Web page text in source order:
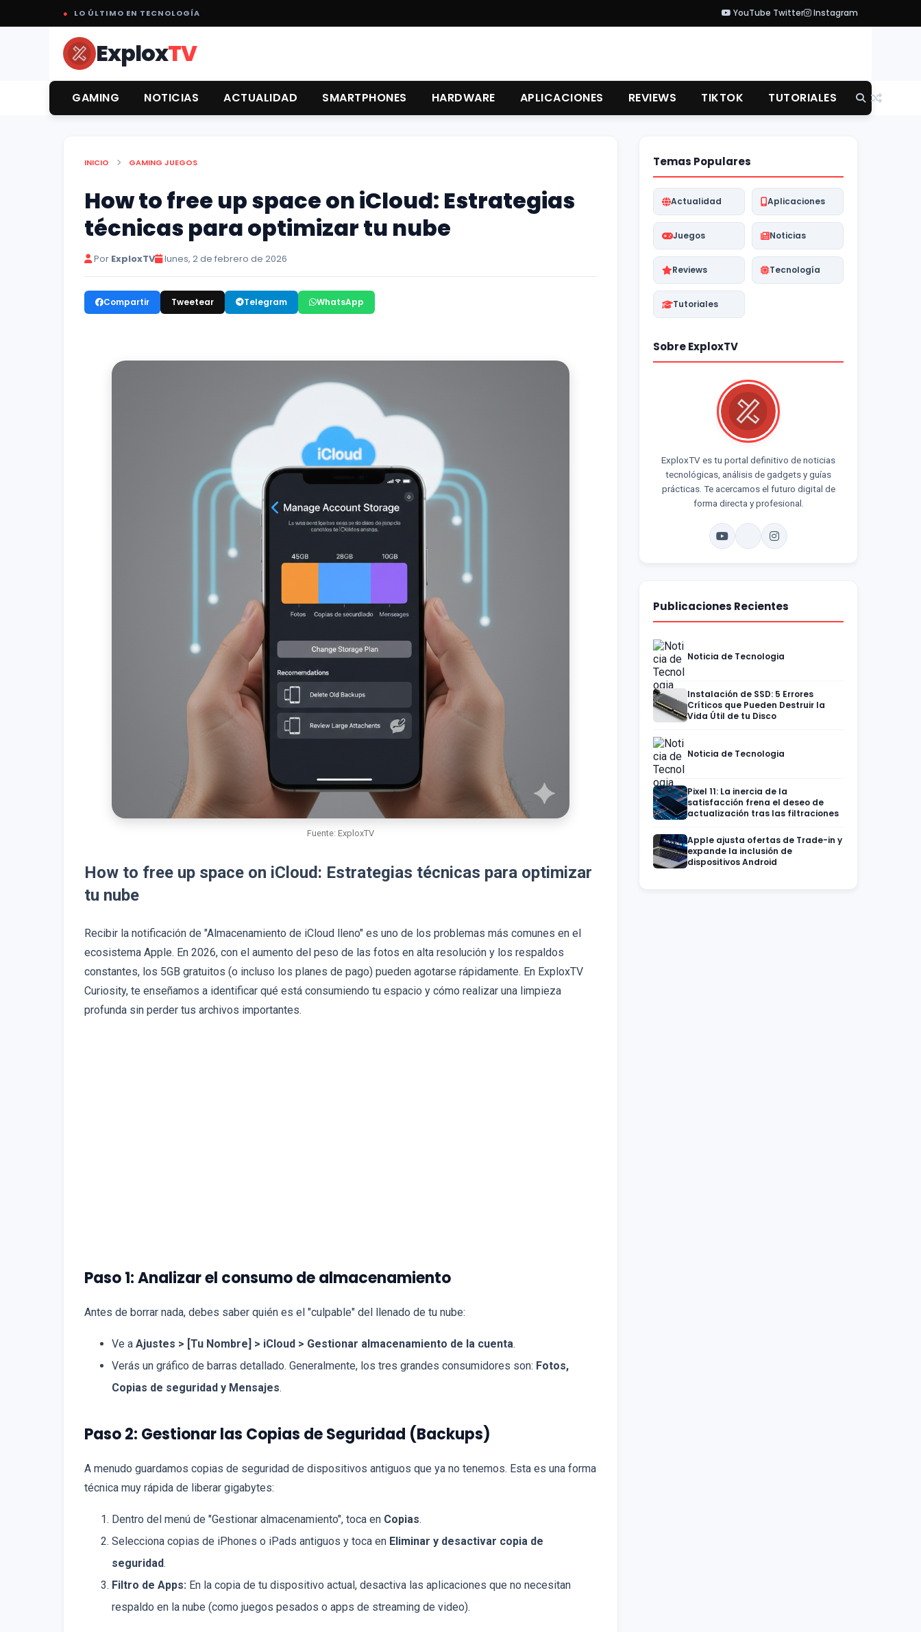
● LO ÚLTIMO EN TECNOLOGÍA YouTube Twitter Instagram
ExploxTV
GAMING NOTICIAS ACTUALIDAD SMARTPHONES HARDWARE APLICACIONES REVIEWS TIKTOK TUTORIALES
INICIO GAMING JUEGOS
How to free up space on iCloud: Estrategias
técnicas para optimizar tu nube
Por ExploxTV lunes, 2 de febrero de 2026
Compartir Tweetear Telegram WhatsApp
Fuente: ExploxTV
How to free up space on iCloud: Estrategias técnicas para optimizar
tu nube
Recibir la notificación de "Almacenamiento de iCloud lleno" es uno de los problemas más comunes en el
ecosistema Apple. En 2026, con el aumento del peso de las fotos en alta resolución y los respaldos
constantes, los 5GB gratuitos (o incluso los planes de pago) pueden agotarse rápidamente. En ExploxTV
Curiosity, te enseñamos a identificar qué está consumiendo tu espacio y cómo realizar una limpieza
profunda sin perder tus archivos importantes.
Paso 1: Analizar el consumo de almacenamiento
Antes de borrar nada, debes saber quién es el "culpable" del llenado de tu nube:
Ve a Ajustes > [Tu Nombre] > iCloud > Gestionar almacenamiento de la cuenta.
Verás un gráfico de barras detallado. Generalmente, los tres grandes consumidores son: Fotos,
Copias de seguridad y Mensajes.
Paso 2: Gestionar las Copias de Seguridad (Backups)
A menudo guardamos copias de seguridad de dispositivos antiguos que ya no tenemos. Esta es una forma
técnica muy rápida de liberar gigabytes:
Dentro del menú de "Gestionar almacenamiento", toca en Copias.
Selecciona copias de iPhones o iPads antiguos y toca en Eliminar y desactivar copia de
seguridad.
Filtro de Apps: En la copia de tu dispositivo actual, desactiva las aplicaciones que no necesitan
respaldo en la nube (como juegos pesados o apps de streaming de video).
Temas Populares
Actualidad Aplicaciones
Juegos Noticias
Reviews Tecnología
Tutoriales
Sobre ExploxTV
ExploxTV es tu portal definitivo de noticias
tecnológicas, análisis de gadgets y guías
prácticas. Te acercamos el futuro digital de
forma directa y profesional.
Publicaciones Recientes
Noticia de Tecnologia
Instalación de SSD: 5 Errores
Críticos que Pueden Destruir la
Vida Útil de tu Disco
Noticia de Tecnologia
Pixel 11: La inercia de la
satisfacción frena el deseo de
actualización tras las filtraciones
Apple ajusta ofertas de Trade-in y
expande la inclusión de
dispositivos Android